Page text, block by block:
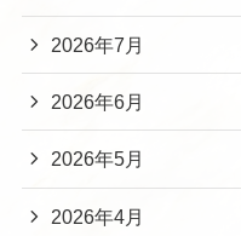
2026年7月
2026年6月
2026年5月
2026年4月